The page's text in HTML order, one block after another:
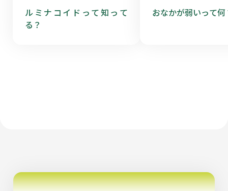
ルミナコイドって知って
る？
おなかが弱いって何